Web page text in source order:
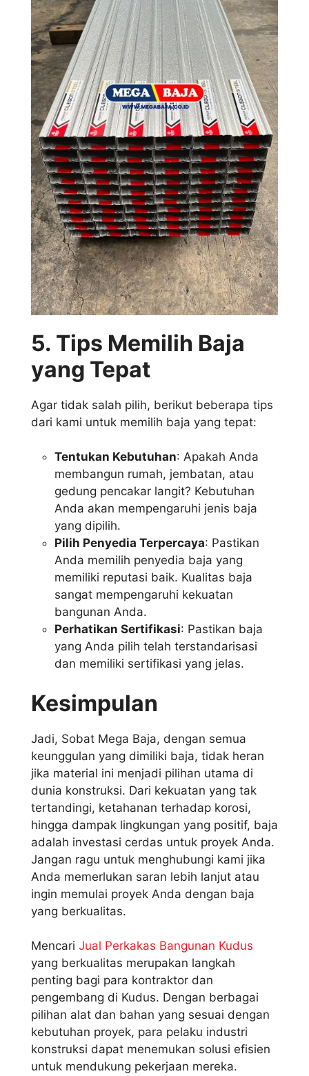
5. Tips Memilih Baja
yang Tepat
Agar tidak salah pilih, berikut beberapa tips
dari kami untuk memilih baja yang tepat:
Tentukan Kebutuhan: Apakah Anda
membangun rumah, jembatan, atau
gedung pencakar langit? Kebutuhan
Anda akan mempengaruhi jenis baja
yang dipilih.
Pilih Penyedia Terpercaya: Pastikan
Anda memilih penyedia baja yang
memiliki reputasi baik. Kualitas baja
sangat mempengaruhi kekuatan
bangunan Anda.
Perhatikan Sertifikasi: Pastikan baja
yang Anda pilih telah terstandarisasi
dan memiliki sertifikasi yang jelas.
Kesimpulan
Jadi, Sobat Mega Baja, dengan semua
keunggulan yang dimiliki baja, tidak heran
jika material ini menjadi pilihan utama di
dunia konstruksi. Dari kekuatan yang tak
tertandingi, ketahanan terhadap korosi,
hingga dampak lingkungan yang positif, baja
adalah investasi cerdas untuk proyek Anda.
Jangan ragu untuk menghubungi kami jika
Anda memerlukan saran lebih lanjut atau
ingin memulai proyek Anda dengan baja
yang berkualitas.
Mencari Jual Perkakas Bangunan Kudus
yang berkualitas merupakan langkah
penting bagi para kontraktor dan
pengembang di Kudus. Dengan berbagai
pilihan alat dan bahan yang sesuai dengan
kebutuhan proyek, para pelaku industri
konstruksi dapat menemukan solusi efisien
untuk mendukung pekerjaan mereka.